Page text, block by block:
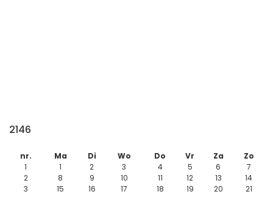
2146
nr. Ma Di Wo Do Vr Za
Zo
1
1 2 3 4 5 6
7
2
8 9 10 11 12 13
14
3
15 16 17 18 19 20
21